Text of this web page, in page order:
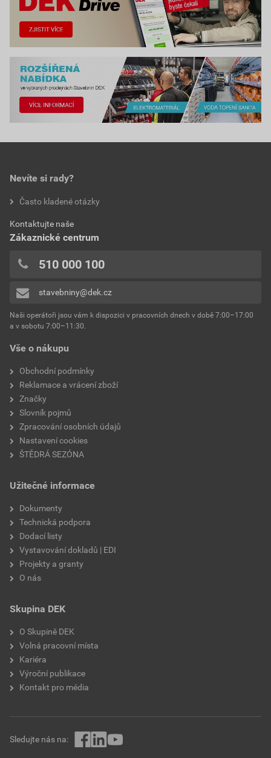
Vše o nákupu
Obchodní podmínky
Reklamace a vrácení zboží
Značky
Slovník pojmů
Zpracování osobních údajů
Nastavení cookies
ŠTĚDRÁ SEZÓNA
Užitečné informace
Dokumenty
Technická podpora
Dodací listy
Vystavování dokladů | EDI
Projekty a granty
O nás
Skupina DEK
O Skupině DEK
Volná pracovní místa
Kariéra
Výroční publikace
Kontakt pro média
Nevíte si rady?
Často kladené otázky
Kontaktujte naše
Zákaznické centrum
510 000 100
stavebniny@dek.cz
Naši operátoři jsou vám k dispozici v pracovních dnech v době 7:00–17:00
a v sobotu 7:00–11:30.
Sledujte nás na: